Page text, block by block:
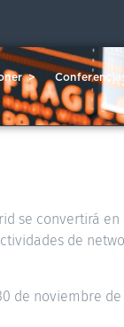
>
se convertirá
de
de noviembre de